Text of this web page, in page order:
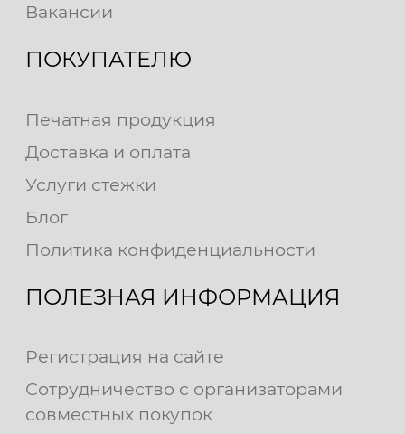
Вакансии
ПОКУПАТЕЛЮ
Печатная продукция
Доставка и оплата
Услуги стежки
Блог
Политика конфиденциальности
ПОЛЕЗНАЯ ИНФОРМАЦИЯ
Регистрация на сайте
Сотрудничество с организаторами
совместных покупок